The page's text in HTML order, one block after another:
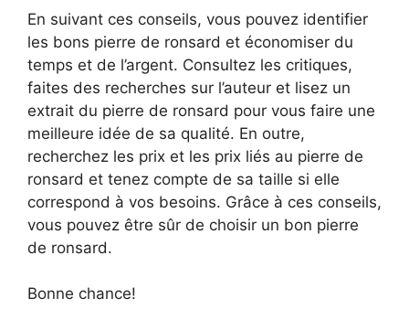
En suivant ces conseils, vous pouvez identifier
les bons pierre de ronsard et économiser du
temps et de l’argent. Consultez les critiques,
faites des recherches sur l’auteur et lisez un
extrait du pierre de ronsard pour vous faire une
meilleure idée de sa qualité. En outre,
recherchez les prix et les prix liés au pierre de
ronsard et tenez compte de sa taille si elle
correspond à vos besoins. Grâce à ces conseils,
vous pouvez être sûr de choisir un bon pierre
de ronsard.
Bonne chance!